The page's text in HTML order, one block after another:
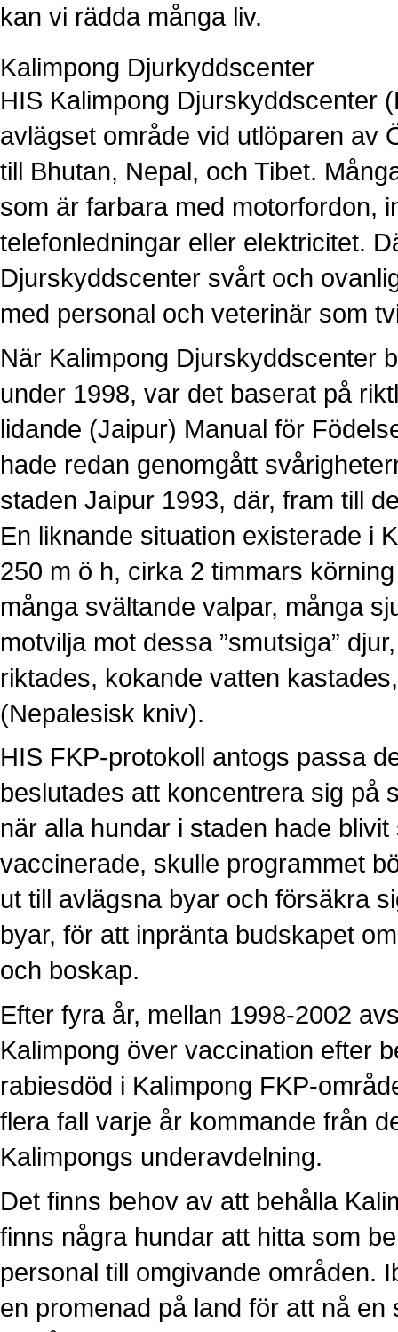
kan vi rädda många liv.
Kalimpong Djurkyddscenter
HIS Kalimpong Djurskyddscenter
avlägset område vid utlöparen av
till Bhutan, Nepal, och Tibet.
som är farbara med motorfordon,
telefonledningar eller elektricitet.
Djurskyddscenter svårt och
med personal och veterinär som
När Kalimpong Djurskyddscenter
under 1998, var det baserat på
lidande (Jaipur) Manual för
hade redan genomgått
staden Jaipur 1993, där, fram till
En liknande situation existerade i
250 m ö h, cirka 2 timmars
många svältande valpar, många
motvilja mot dessa ”smutsiga”
riktades, kokande vatten
(Nepalesisk kniv).
HIS FKP-protokoll antogs passa
beslutades att koncentrera sig på
när alla hundar i staden hade
vaccinerade, skulle programmet
ut till avlägsna byar och försäkra
byar, för att inpränta budskapet
och boskap.
Efter fyra år, mellan 1998-2002
Kalimpong över vaccination efter
rabiesdöd i Kalimpong FKP-
flera fall varje år kommande från
Kalimpongs underavdelning.
Det finns behov av att behålla
finns några hundar att hitta som
personal till omgivande områden.
en promenad på land för att nå